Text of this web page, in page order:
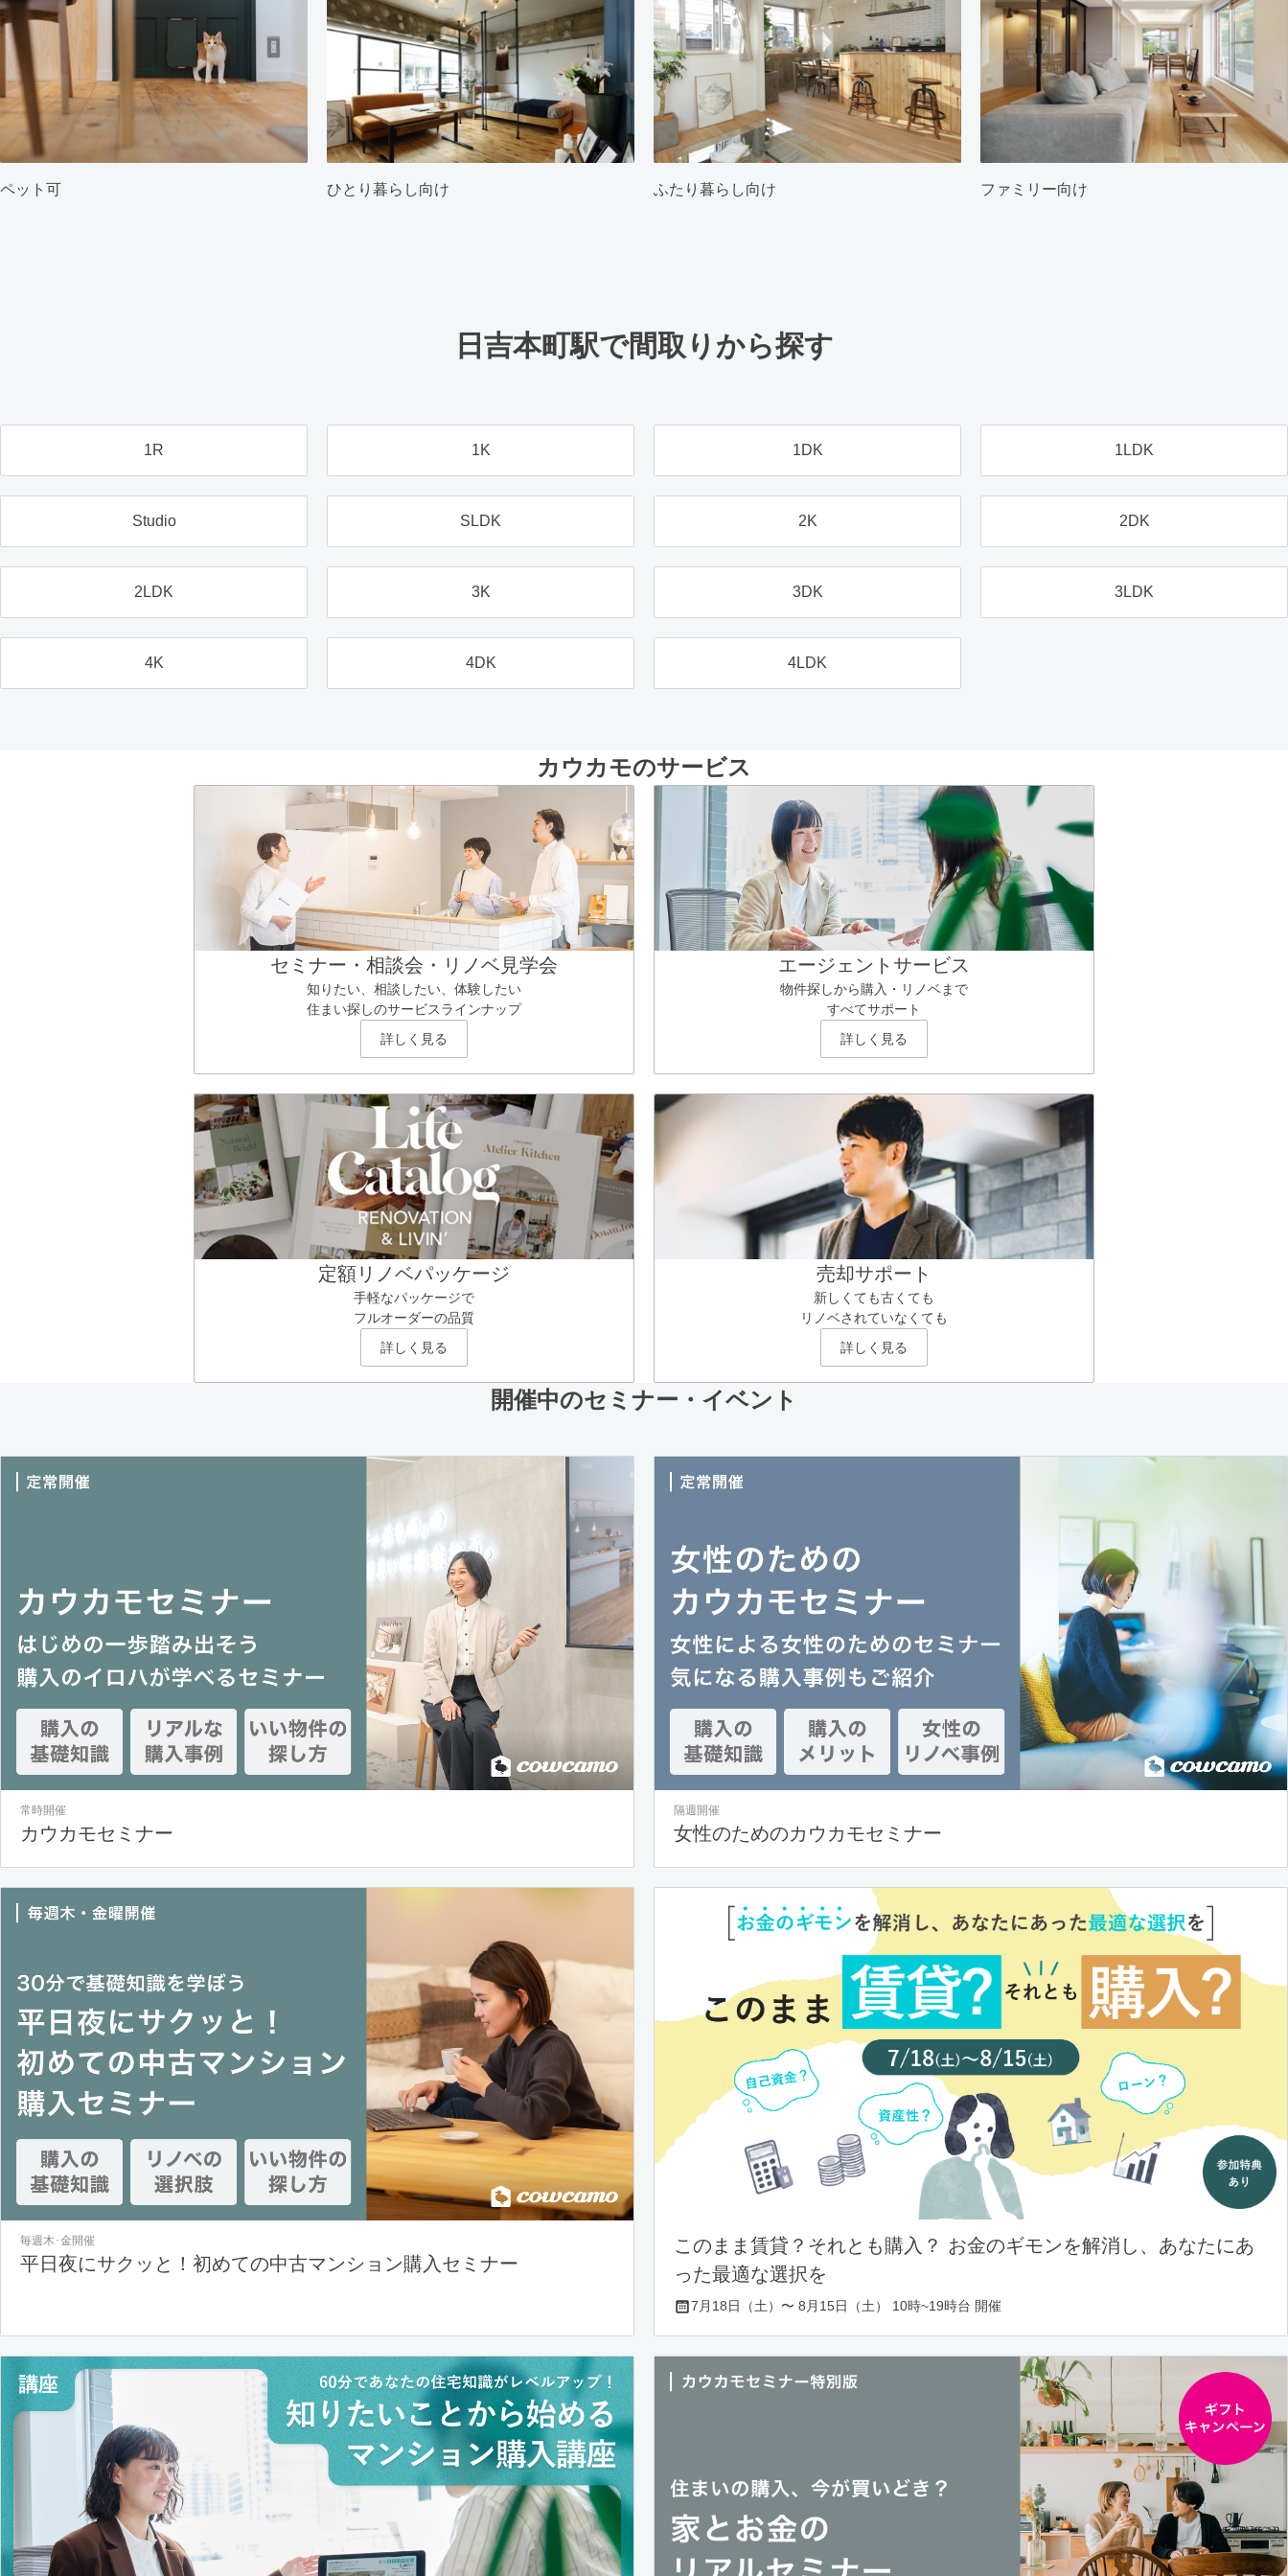
ペット可 ひとり暮らし向け ふたり暮らし向け ファミリー向け
日吉本町駅で間取りから探す
1R 1K 1DK 1LDK
Studio SLDK 2K 2DK
2LDK 3K 3DK 3LDK
4K 4DK 4LDK
カウカモのサービス
セミナー・相談会・リノベ見学会
知りたい、相談したい、体験したい
住まい探しのサービスラインナップ
詳しく見る
エージェントサービス
物件探しから購入・リノベまで
すべてサポート
詳しく見る
定額リノベパッケージ
手軽なパッケージで
フルオーダーの品質
詳しく見る
売却サポート
新しくても古くても
リノベされていなくても
詳しく見る
開催中のセミナー・イベント
常時開催
カウカモセミナー
隔週開催
女性のためのカウカモセミナー
毎週木･金開催
平日夜にサクッと！初めての中古マンション購入セミナー
このまま賃貸？それとも購入？ お金のギモンを解消し、あなたにあ
った最適な選択を
7月18日（土）〜 8月15日（土） 10時~19時台 開催